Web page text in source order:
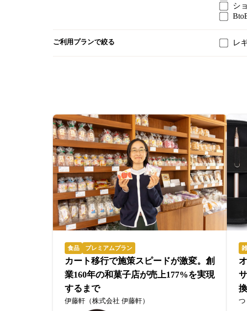
シ
ご利用プランで絞る レ
食品 プレミアムプラン
カート移行で施策スピードが激変。創
業160年の和菓子店が売上177%を実現
するまで
伊藤軒（株式会社 伊藤軒） つ